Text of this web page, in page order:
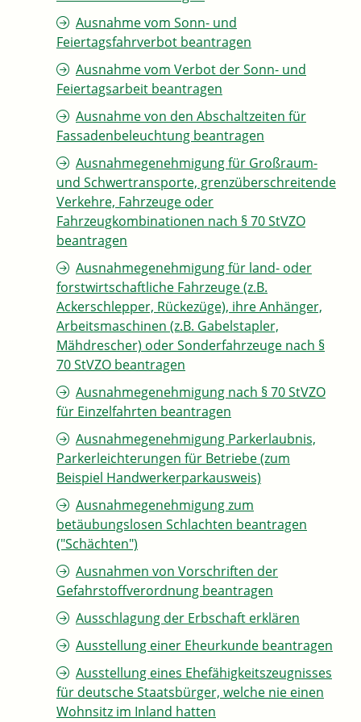
Ausnahme vom Sonn- und
Feiertagsfahrverbot beantragen
Ausnahme vom Verbot der Sonn- und
Feiertagsarbeit beantragen
Ausnahme von den Abschaltzeiten für
Fassadenbeleuchtung beantragen
Ausnahmegenehmigung für Großraum-
und Schwertransporte, grenzüberschreitende
Verkehre, Fahrzeuge oder
Fahrzeugkombinationen nach § 70 StVZO
beantragen
Ausnahmegenehmigung für land- oder
forstwirtschaftliche Fahrzeuge (z.B.
Ackerschlepper, Rückezüge), ihre Anhänger,
Arbeitsmaschinen (z.B. Gabelstapler,
Mähdrescher) oder Sonderfahrzeuge nach §
70 StVZO beantragen
Ausnahmegenehmigung nach § 70 StVZO
für Einzelfahrten beantragen
Ausnahmegenehmigung Parkerlaubnis,
Parkerleichterungen für Betriebe (zum
Beispiel Handwerkerparkausweis)
Ausnahmegenehmigung zum
betäubungslosen Schlachten beantragen
("Schächten")
Ausnahmen von Vorschriften der
Gefahrstoffverordnung beantragen
Ausschlagung der Erbschaft erklären
Ausstellung einer Eheurkunde beantragen
Ausstellung eines Ehefähigkeitszeugnisses
für deutsche Staatsbürger, welche nie einen
Wohnsitz im Inland hatten